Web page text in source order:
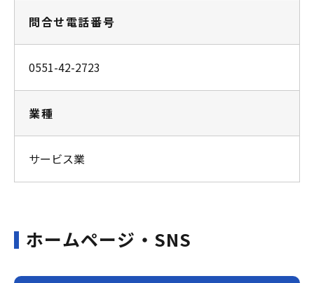
問合せ電話番号
0551-42-2723
業種
サービス業
ホームページ・SNS